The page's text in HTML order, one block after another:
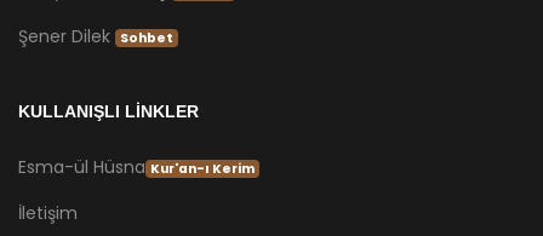
Şener Dilek Sohbet
KULLANIŞLI LİNKLER
Esma-ül Hüsna Kur'an-ı Kerim
İletişim